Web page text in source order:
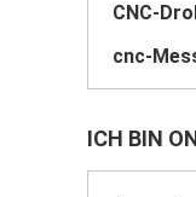
CNC-
cnc-
ICH BIN